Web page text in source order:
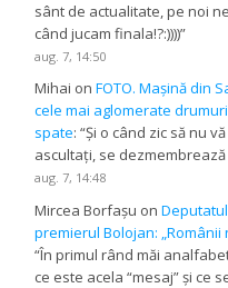
sânt de actualitate, pe noi
când jucam finala!?:))))”
aug. 7, 14:50
Mihai onFOTO. Mașină din
cele mai aglomerate
spate: “Și o când zic să nu
ascultați, se
aug. 7, 14:48
Mircea Borfașu on
premierul Bolojan:
“În primul rând măi
ce este acela “mesaj” și ce